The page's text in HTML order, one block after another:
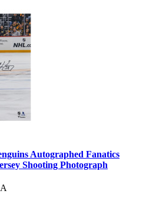
Autographed Fanatics
Shooting Photograph